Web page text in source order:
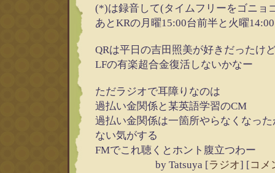
(*)は録音して(タイムフリーをゴニョ
あとKRの月曜15:00台前半と火曜
QRは平日の吉田照美が好きだったけ
LFの有楽超合金復活しないかなー
ただラジオで耳障りなのは
過払い金関係と某英語学習のCM
過払い金関係は一箇所やらなくなっ
ない気がする
FMでこれ聴くとホント腹立つわー
by Tatsuya [ラジオ] [コメ